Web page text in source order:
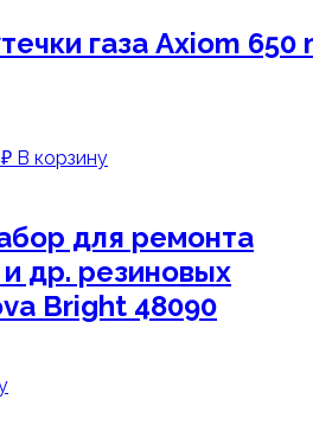
газа Axiom 650
₽Текущая
В корзину
для ремонта
др. резиновых
Bright 48090